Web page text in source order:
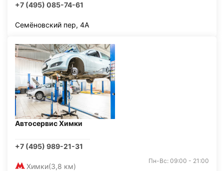
+7 (495) 085-74-61
Семёновский пер, 4А
Автосервис Химки
+7 (495) 989-21-31
Химки(3,8 км)
Пн-Вс: 09:00 - 21:00